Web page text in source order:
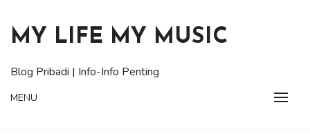
content
MY LIFE MY MUSIC
Blog Pribadi | Info-Info Penting
MENU